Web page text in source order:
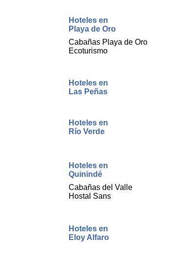
Hoteles en
Playa de Oro
Cabañas Playa de Oro
Ecoturismo
Hoteles en
Las Peñas
Hoteles en
Río Verde
Hoteles en
Quinindé
Cabañas del Valle
Hostal Sans
Hoteles en
Eloy Alfaro